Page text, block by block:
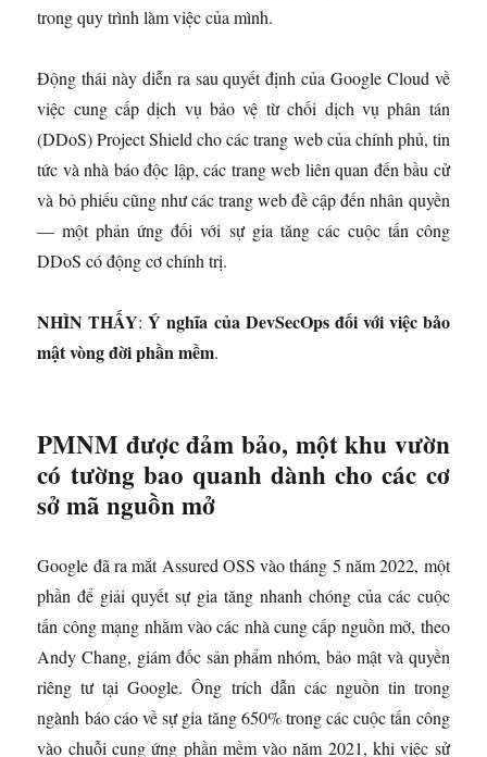
trong quy trình làm việc của mình.
Động thái này diễn ra sau quyết định của Google Cloud về
việc cung cấp dịch vụ bảo vệ từ chối dịch vụ phân tán
(DDoS) Project Shield cho các trang web của chính phủ, tin
tức và nhà báo độc lập, các trang web liên quan đến bầu cử
và bỏ phiếu cũng như các trang web đề cập đến nhân quyền
— một phản ứng đối với sự gia tăng các cuộc tấn công
DDoS có động cơ chính trị.
NHÌN THẤY:Ý nghĩa của DevSecOps đối với việc bảo
mậtvòng đời phần mềm.
PMNM được đảm bảo, một khu vườn
có tường bao quanh dành cho các cơ
sở mã nguồn mở
Google đã ra mắt Assured OSS vào tháng 5 năm 2022, một
phần để giải quyết sự gia tăng nhanh chóng của các cuộc
tấn công mạng nhằm vào các nhà cung cấp nguồn mở, theo
Andy Chang, giám đốc sản phẩm nhóm, bảo mật và quyền
riêng tư tại Google. Ông trích dẫn các nguồn tin trong
ngành báo cáo về sự gia tăng 650% trong các cuộc tấn công
vào chuỗi cung ứng phần mềm vào năm 2021, khi việc sử